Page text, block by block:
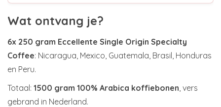
Wat ontvang je?
6x 250 gram Eccellente Single Origin Specialty
Coffee: Nicaragua, Mexico, Guatemala, Brasil, Honduras
en Peru.
Totaal: 1500 gram 100% Arabica koffiebonen , vers
gebrand in Nederland.